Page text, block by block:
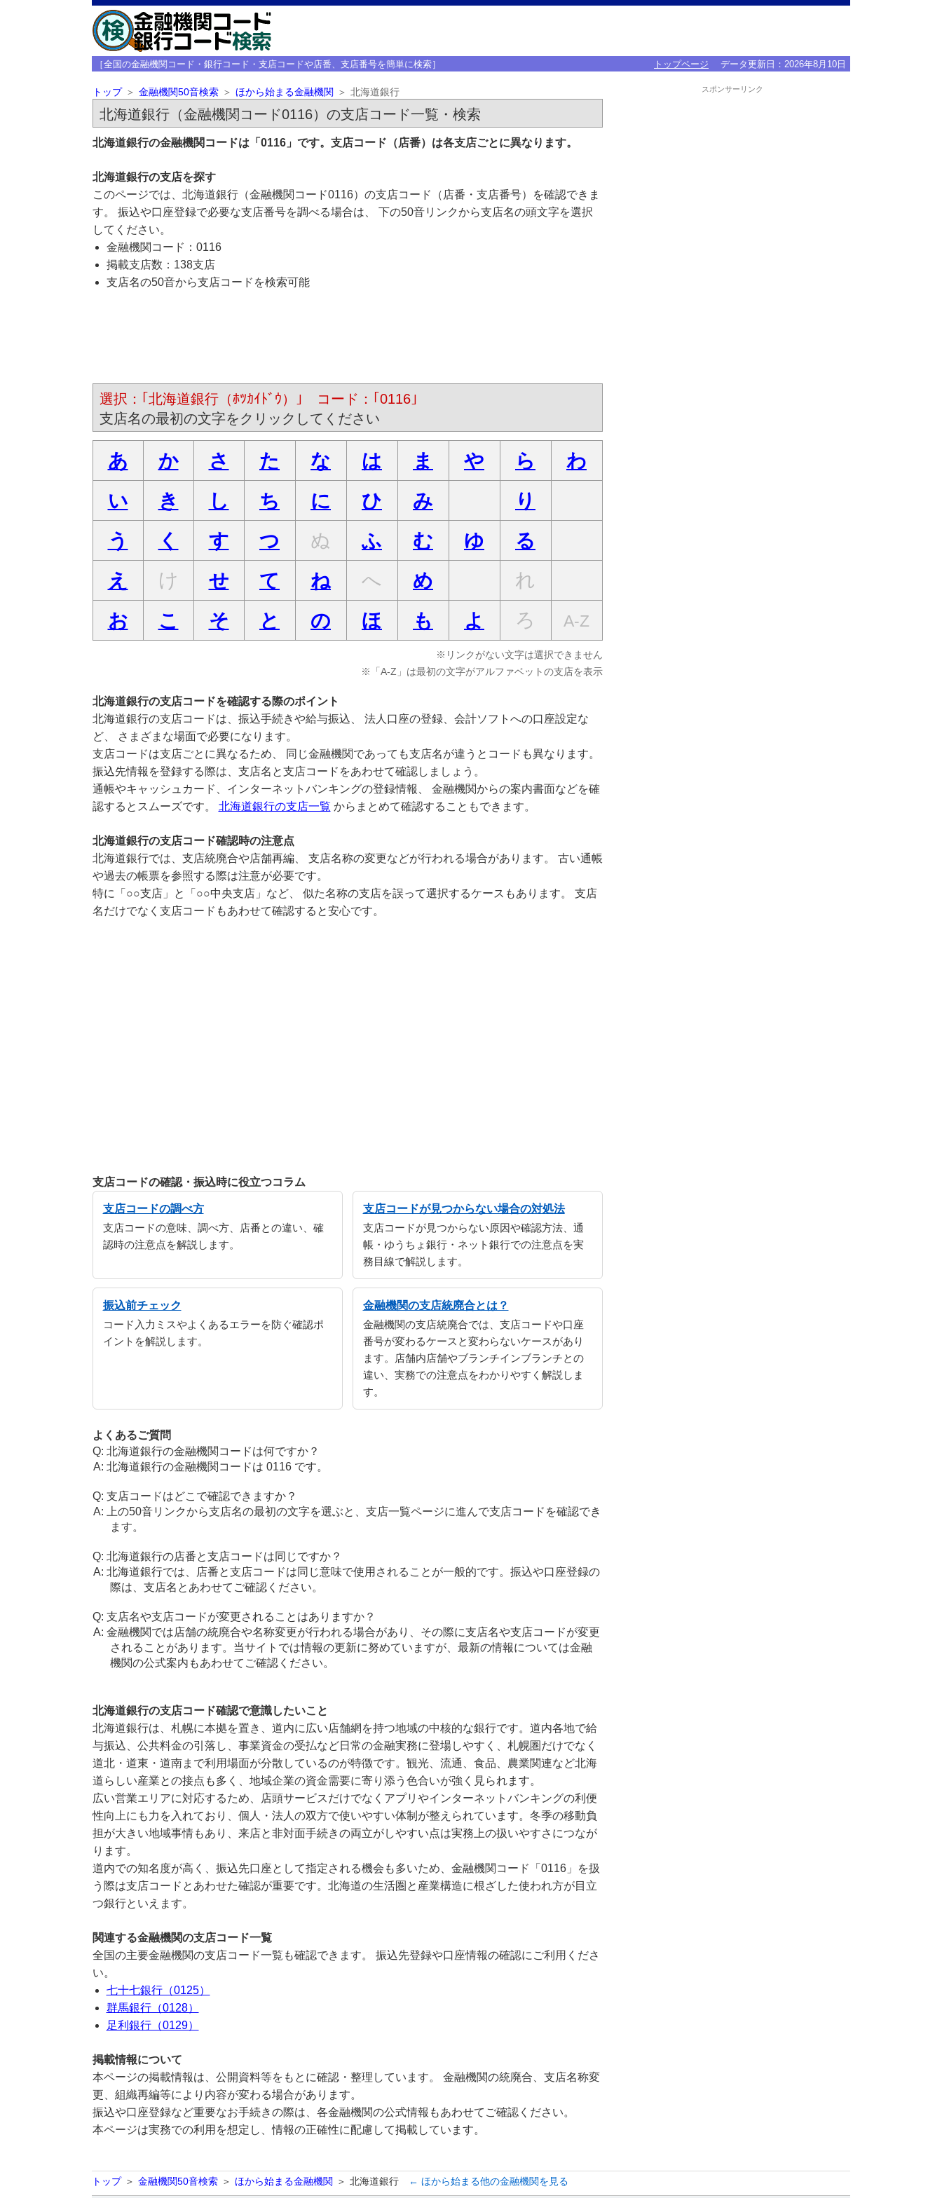
［全国の金融機関コード・銀行コード・支店コードや店番、支店番号を簡単に検索］ トップページ データ更新日： 2026年8月10日
トップ 金融機関50音検索 ほから始まる金融機関 北海道銀行
北海道銀行（金融機関コード0116）の支店コード一覧・検索
北海道銀行の金融機関コードは「0116」です。支店コード（店番）は各支店ごとに異なります。
北海道銀行の支店を探す
このページでは、北海道銀行（金融機関コード0116）の支店コード（店番・支店番号）を確認できま
す。 振込や口座登録で必要な支店番号を調べる場合は、 下の50音リンクから支店名の頭文字を選択
してください。
金融機関コード：0116
掲載支店数：138支店
支店名の50音から支店コードを検索可能
選択：｢北海道銀行（ﾎﾂｶｲﾄﾞｳ）｣ コード：｢0116｣
支店名の最初の文字をクリックしてください
あ か さ た な は ま や ら
わ
い
き し ち に ひ み
り
う
く す つ ぬ ふ む ゆ
る
え
け せ て ね へ め
れ
お
こ そ と の ほ も よ ろ A-Z
※リンクがない文字は選択できません
※「A-Z」は最初の文字がアルファベットの支店を表示
北海道銀行の支店コードを確認する際のポイント
北海道銀行の支店コードは、振込手続きや給与振込、 法人口座の登録、会計ソフトへの口座設定な
ど、 さまざまな場面で必要になります。
支店コードは支店ごとに異なるため、 同じ金融機関であっても支店名が違うとコードも異なります。
振込先情報を登録する際は、支店名と支店コードをあわせて確認しましょう。
通帳やキャッシュカード、インターネットバンキングの登録情報、 金融機関からの案内書面などを確
認するとスムーズです。 北海道銀行の支店一覧 からまとめて確認することもできます。
北海道銀行の支店コード確認時の注意点
北海道銀行では、支店統廃合や店舗再編、 支店名称の変更などが行われる場合があります。 古い通帳
や過去の帳票を参照する際は注意が必要です。
特に「○○支店」と「○○中央支店」など、 似た名称の支店を誤って選択するケースもあります。 支店
名だけでなく支店コードもあわせて確認すると安心です。
支店コードの確認・振込時に役立つコラム
支店コードの調べ方
支店コードの意味、調べ方、店番との違い、確
認時の注意点を解説します。
支店コードが見つからない場合の対処法
支店コードが見つからない原因や確認方法、通
帳・ゆうちょ銀行・ネット銀行での注意点を実
務目線で解説します。
振込前チェック
コード入力ミスやよくあるエラーを防ぐ確認ポ
イントを解説します。
金融機関の支店統廃合とは？
金融機関の支店統廃合では、支店コードや口座
番号が変わるケースと変わらないケースがあり
ます。店舗内店舗やブランチインブランチとの
違い、実務での注意点をわかりやすく解説しま
す。
よくあるご質問
北海道銀行の金融機関コードは何ですか？
北海道銀行の金融機関コードは 0116 です。
支店コードはどこで確認できますか？
上の50音リンクから支店名の最初の文字を選ぶと、支店一覧ページに進んで支店コードを確認でき
ます。
北海道銀行の店番と支店コードは同じですか？
北海道銀行では、店番と支店コードは同じ意味で使用されることが一般的です。振込や口座登録の
際は、支店名とあわせてご確認ください。
支店名や支店コードが変更されることはありますか？
金融機関では店舗の統廃合や名称変更が行われる場合があり、その際に支店名や支店コードが変更
されることがあります。当サイトでは情報の更新に努めていますが、最新の情報については金融
機関の公式案内もあわせてご確認ください。
北海道銀行の支店コード確認で意識したいこと
北海道銀行は、札幌に本拠を置き、道内に広い店舗網を持つ地域の中核的な銀行です。道内各地で給
与振込、公共料金の引落し、事業資金の受払など日常の金融実務に登場しやすく、札幌圏だけでなく
道北・道東・道南まで利用場面が分散しているのが特徴です。観光、流通、食品、農業関連など北海
道らしい産業との接点も多く、地域企業の資金需要に寄り添う色合いが強く見られます。
広い営業エリアに対応するため、店頭サービスだけでなくアプリやインターネットバンキングの利便
性向上にも力を入れており、個人・法人の双方で使いやすい体制が整えられています。冬季の移動負
担が大きい地域事情もあり、来店と非対面手続きの両立がしやすい点は実務上の扱いやすさにつなが
ります。
道内での知名度が高く、振込先口座として指定される機会も多いため、金融機関コード「0116」を扱
う際は支店コードとあわせた確認が重要です。北海道の生活圏と産業構造に根ざした使われ方が目立
つ銀行といえます。
関連する金融機関の支店コード一覧
全国の主要金融機関の支店コード一覧も確認できます。 振込先登録や口座情報の確認にご利用くださ
い。
七十七銀行（0125）
群馬銀行（0128）
足利銀行（0129）
掲載情報について
本ページの掲載情報は、公開資料等をもとに確認・整理しています。 金融機関の統廃合、支店名称変
更、組織再編等により内容が変わる場合があります。
振込や口座登録など重要なお手続きの際は、各金融機関の公式情報もあわせてご確認ください。
本ページは実務での利用を想定し、情報の正確性に配慮して掲載しています。
スポンサーリンク
トップ 金融機関50音検索 ほから始まる金融機関 北海道銀行 ← ほから始まる他の金融機関を見る